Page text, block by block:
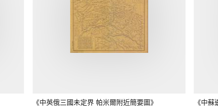
《中英俄三國未定界 帕米爾附近簡要圖》 《中